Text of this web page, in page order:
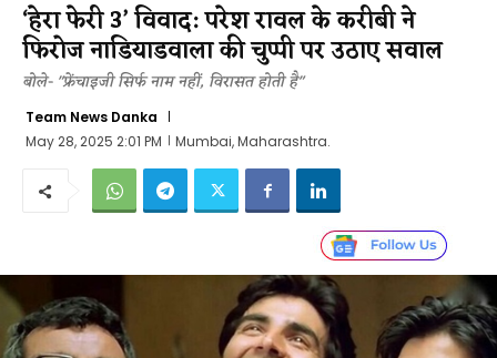
‘हेरा फेरी 3’ विवाद: परेश रावल के करीबी ने
फिरोज नाडियाडवाला की चुप्पी पर उठाए सवाल
बोले- "फ्रेंचाइजी सिर्फ नाम नहीं, विरासत होती है"
Team News Danka
May 28, 2025 2:01 PM
Mumbai, Maharashtra.